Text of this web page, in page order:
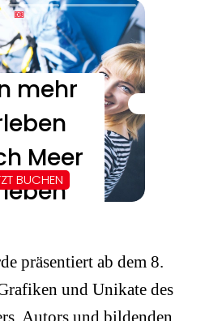
präsentiert ab dem 8.
und Unikate des
Autors und bildenden